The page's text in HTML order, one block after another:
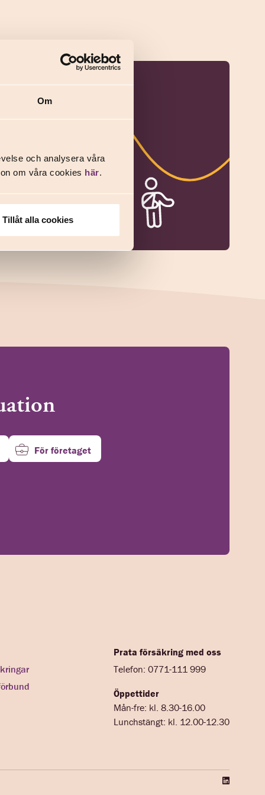
Om
och analysera våra
om våra cookies här.
Tillåt alla cookies
För företaget
Prata försäkring med oss
Telefon: 0771-111 999
Öppettider
Mån-fre: kl. 8.30-16.00
Lunchstängt: kl. 12.00-12.30